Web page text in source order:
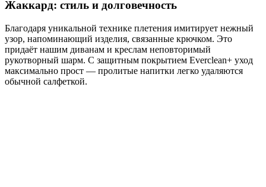
Жаккард: стиль и долговечность
Благодаря уникальной технике плетения имитирует нежный
узор, напоминающий изделия, связанные крючком. Это
придаёт нашим диванам и креслам неповторимый
рукотворный шарм. С защитным покрытием Everclean+ уход
максимально прост — пролитые напитки легко удаляются
обычной салфеткой.